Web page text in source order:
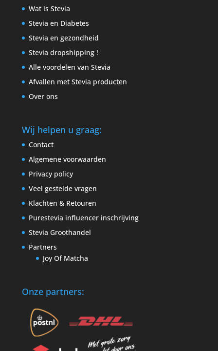
Wat is Stevia
Stevia en Diabetes
Stevia en gezondheid
Stevia dropshipping !
Alle voordelen van Stevia
Afvallen met Stevia producten
Over ons
Wij helpen u graag:
Contact
Algemene voorwaarden
Privacy policy
Veel gestelde vragen
Klachten & Retouren
Purestevia influencer inschrijving
Stevia Groothandel
Partners
Joy Of Matcha
Onze partners: